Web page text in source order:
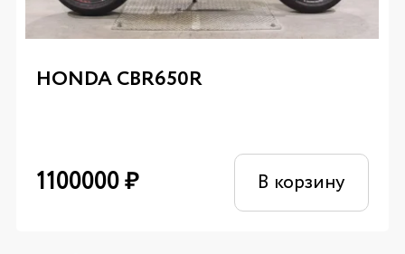
HONDA CBR650R
1100000₽ В корзину